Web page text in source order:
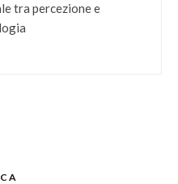
tra percezione e